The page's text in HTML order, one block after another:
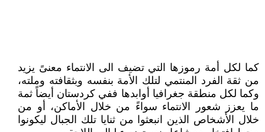
كما لكل أمة رموزها التي تضيف الى الانتماء معنىً يزيد
من ثقة الفرد المنتمي لتلك الأمة بنفسه وبثقافته وملته،
وكما لكل منطقة جغرافيا أوابدها ففي كردستان أيضاً ثمة
ما يعزز شعور الانتماء سواءً من خلال الأماكن، أو من
خلال الأشخاص الذين انبعثوا من ثنايا تلك الجبال ليكونوا